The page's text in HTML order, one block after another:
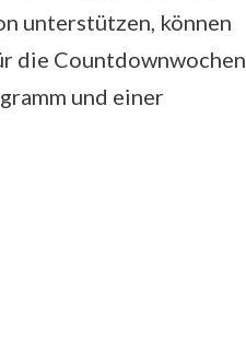
unterstützen, können
die Countdownwochen
und einer